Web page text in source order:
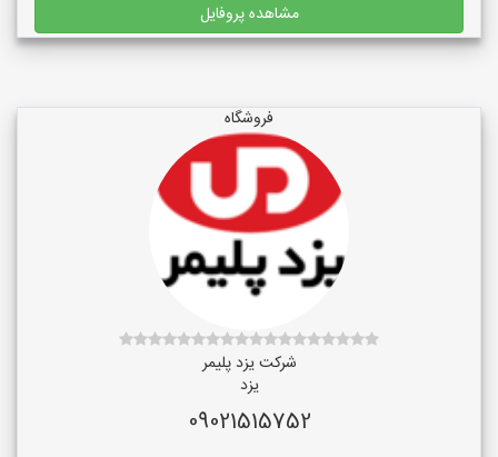
مشاهده پروفایل
فروشگاه
شرکت یزد پلیمر
یزد
09021515752